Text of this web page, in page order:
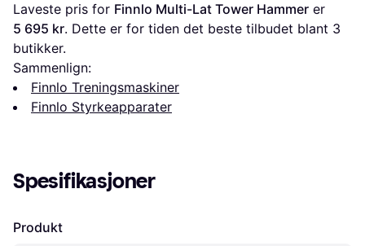
Laveste pris for Finnlo Multi-Lat Tower Hammer
5 695 kr. Dette er for tiden det beste tilbudet blant 3
butikker.
Sammenlign:
Finnlo Treningsmaskiner
Finnlo Styrkeapparater
Spesifikasjoner
Produkt